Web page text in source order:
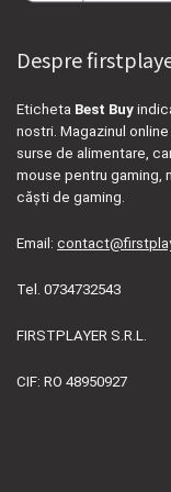
Despre
Eticheta Best Buy
nostri. Magazinul
surse de alimentare,
mouse pentru gaming,
căști de gaming.
Email:
Tel. 0734732543
FIRSTPLAYER S.R.L.
CIF: RO 48950927